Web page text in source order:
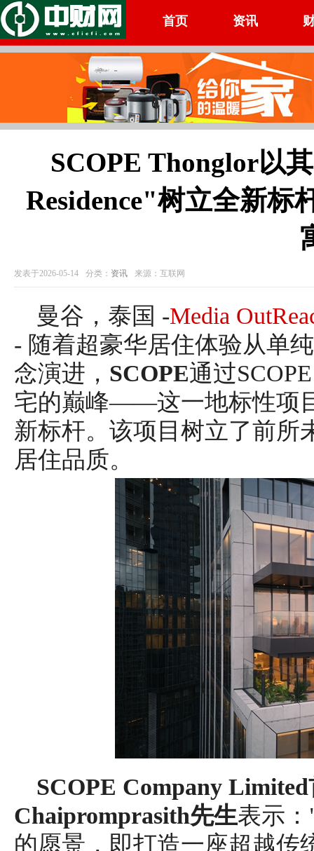
首页 资讯
SCOPE Thonglor以
Residence"树立全新标
发表于2026-05-14 分类： 资讯 来源：互联网
曼谷，泰国 -Media
- 随着超豪华居住体验从单
念演进， SCOPE通过
宅的巅峰——这一地标性项
新标杆。该项目树立了前所
居住品质。
SCOPE Company
Chaipromprasith先生表示：
的愿景，即打造一座超越传